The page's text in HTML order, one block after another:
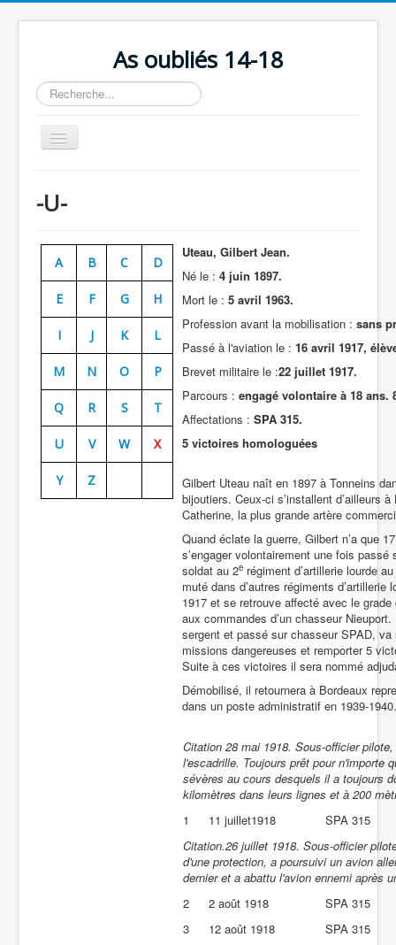
As oubliés 14-18
Rechercher
Basculer
la
Chronologie
Escadrilles
Organisation
Avions
Personnels
Doctrines
Batailles
Les As
Cahiers des As
-U-
A B C D
E F G H
I J K L
M N O P
Q R S T
U V W X
Y Z
Uteau, Gilbert Jean.
Né le : 4 juin 1897.
Mort le : 5 avril 1963.
Profession avant la mobilisation : sans
Passé à l'aviation le : 16 avril 1917,
Brevet militaire le :22 juillet 1917.
Parcours : engagé volontaire à 18 ans.
Affectations : SPA 315.
5 victoires homologuées
Gilbert Uteau naît en 1897 à Tonneins
bijoutiers. Ceux-ci s’installent d’ailleurs
Catherine, la plus grande artère
Quand éclate la guerre, Gilbert n’a que
s’engager volontairement une fois passé
soldat au 2e régiment d’artillerie lourde
muté dans d’autres régiments
1917 et se retrouve affecté avec le
aux commandes d’un chasseur
sergent et passé sur chasseur SPAD,
missions dangereuses et remporter 5
Suite à ces victoires il sera nommé
Démobilisé, il retournera à Bordeaux
dans un poste administratif en 1939-
Citation 28 mai 1918. Sous-officier
l'escadrille. Toujours prêt pour n'importe
sévères au cours desquels il a toujours
kilomètres dans leurs lignes et à 200
1
11 juillet1918
SPA 315
Citation.26 juillet 1918. Sous-officier
d'une protection, a poursuivi un avion
dernier et a abattu l'avion ennemi après
2
2 août 1918
SPA 315
3
12 août 1918
SPA 315